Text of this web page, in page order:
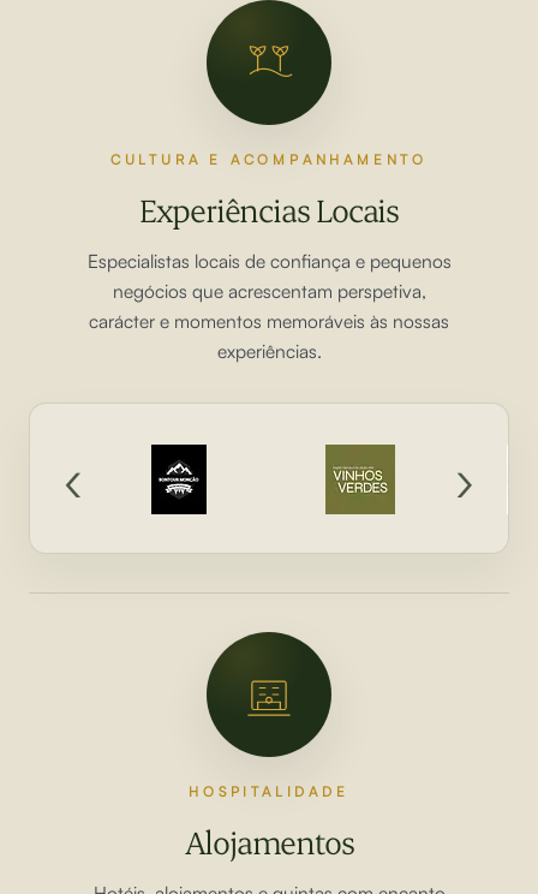
CULTURA E ACOMPANHAMENTO
Experiências Locais
Especialistas locais de confiança e pequenos
negócios que acrescentam perspetiva,
carácter e momentos memoráveis às nossas
experiências.
‹ ›
HOSPITALIDADE
Alojamentos